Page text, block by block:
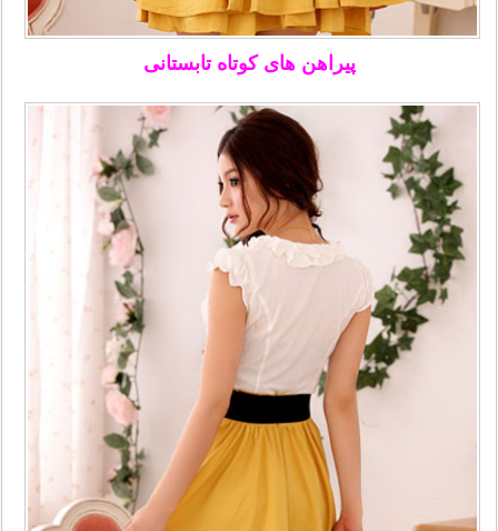
پیراهن های کوتاه تابستانی